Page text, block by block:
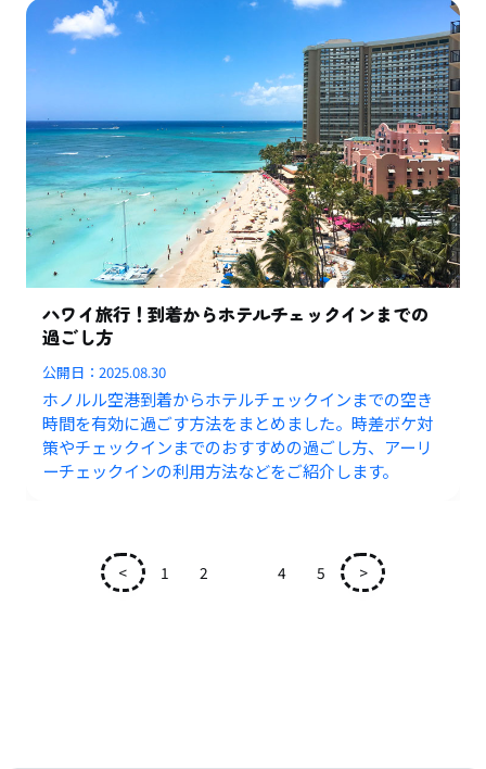
ハワイ旅行！到着からホテルチェックインまでの
過ごし方
公開日：2025.08.30
ホノルル空港到着からホテルチェックインまでの空き
時間を有効に過ごす方法をまとめました。時差ボケ対
策やチェックインまでのおすすめの過ごし方、アーリ
ーチェックインの利用方法などをご紹介します。
< 1 2 4 5 >